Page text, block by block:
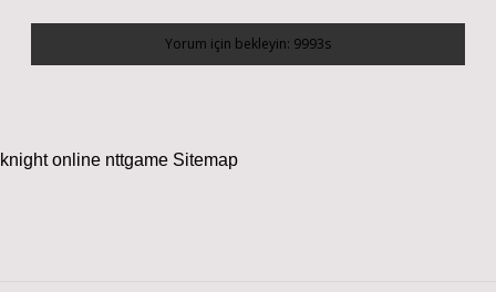
knight online nttgame Sitemap